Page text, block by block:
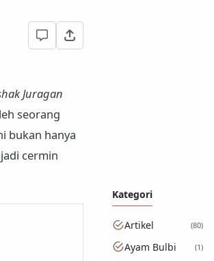
Juragan
seorang
bukan hanya
cermin
Kategori
Artikel 80
Ayam Bulbi 1